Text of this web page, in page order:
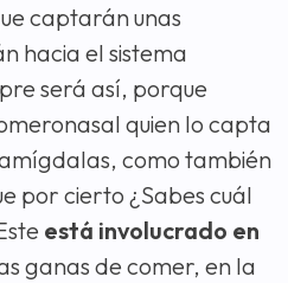
captarán unas
hacia el sistema
será así, porque
quien lo capta
como también
por cierto ¿Sabes cuál
está involucrado en
ganas de comer, en la